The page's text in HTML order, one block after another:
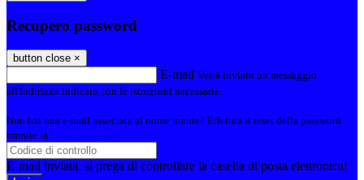
Recupero password
button close ×
E-mail Verrà inviato un messaggio
all'indirizzo indicato con le istruzioni necessarie.
Non hai una e-mail associata al nome utente? Effettua il reset della password
tramite la
E-mail inviata, si prega di controllare la casella di posta elettronica!